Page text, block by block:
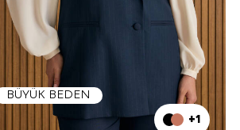
BÜYÜK BEDEN
+1